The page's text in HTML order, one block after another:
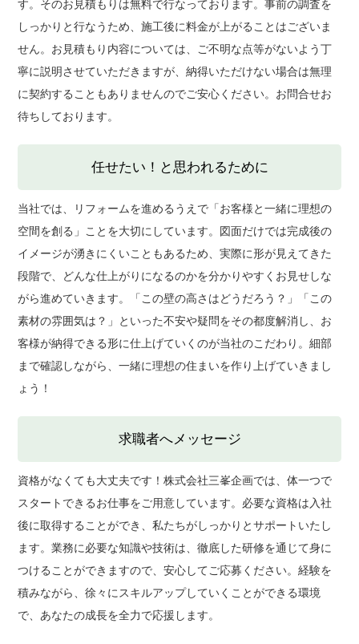
す。そのお見積もりは無料で行なっております。事前の調査を
しっかりと行なうため、施工後に料金が上がることはございま
せん。お見積もり内容については、ご不明な点等がないよう丁
寧に説明させていただきますが、納得いただけない場合は無理
に契約することもありませんのでご安心ください。お問合せお
待ちしております。
任せたい！と思われるために
当社では、リフォームを進めるうえで「お客様と一緒に理想の
空間を創る」ことを大切にしています。図面だけでは完成後の
イメージが湧きにくいこともあるため、実際に形が見えてきた
段階で、どんな仕上がりになるのかを分かりやすくお見せしな
がら進めていきます。「この壁の高さはどうだろう？」「この
素材の雰囲気は？」といった不安や疑問をその都度解消し、お
客様が納得できる形に仕上げていくのが当社のこだわり。細部
まで確認しながら、一緒に理想の住まいを作り上げていきまし
ょう！
求職者へメッセージ
資格がなくても大丈夫です！株式会社三峯企画では、体一つで
スタートできるお仕事をご用意しています。必要な資格は入社
後に取得することができ、私たちがしっかりとサポートいたし
ます。業務に必要な知識や技術は、徹底した研修を通じて身に
つけることができますので、安心してご応募ください。経験を
積みながら、徐々にスキルアップしていくことができる環境
で、あなたの成長を全力で応援します。